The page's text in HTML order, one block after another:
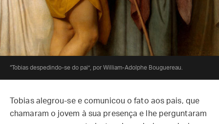
“Tobias despedindo-se do pai”, por William-Adolphe Bouguereau.
Tobias alegrou-se e comunicou o fato aos pais, que
chamaram o jovem à sua presença e lhe perguntaram